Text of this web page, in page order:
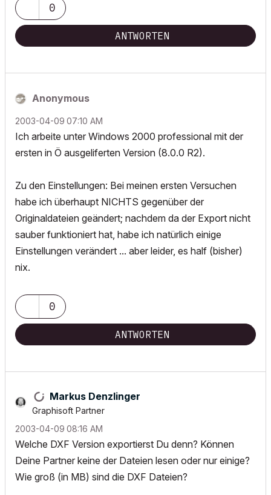
0
ANTWORTEN
Anonymous
‎2003-04-09 07:10 AM
Ich arbeite unter Windows 2000 professional mit der
ersten in Ö ausgeliferten Version (8.0.0 R2).
Zu den Einstellungen: Bei meinen ersten Versuchen
habe ich überhaupt NICHTS gegenüber der
Originaldateien geändert; nachdem da der Export nicht
sauber funktioniert hat, habe ich natürlich einige
Einstellungen verändert ... aber leider, es half (bisher)
nix.
0
ANTWORTEN
Markus Denzlinger
Graphisoft Partner
‎2003-04-09 08:16 AM
Welche DXF Version exportierst Du denn? Können
Deine Partner keine der Dateien lesen oder nur einige?
Wie groß (in MB) sind die DXF Dateien?